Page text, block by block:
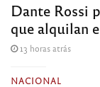
Dante Rossi
que alquilan
13 horas atrás
NACIONAL